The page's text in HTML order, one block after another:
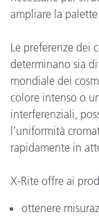
ampliare la
Le preferenze dei
determinano sia
mondiale dei
colore intenso o
interferenziali,
l’uniformità
rapidamente in
X-Rite offre ai
ottenere